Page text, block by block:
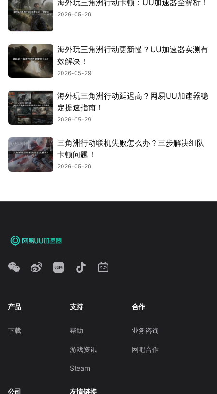
海外玩三角洲行动卡顿：UU加速器全解析！
2026-05-29
海外玩三角洲行动更新慢？UU加速器实测有
效解决！
2026-05-29
海外玩三角洲行动延迟高？网易UU加速器稳
定提速指南！
2026-05-29
三角洲行动联机失败怎么办？三步解决组队
卡顿问题！
2026-05-29
产品
下载
支持
帮助
游戏资讯
Steam
合作
业务咨询
网吧合作
公司 友情链接